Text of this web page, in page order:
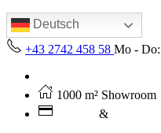
Deutsch
+43 2742 458 58 Mo -
1000 m² Showroom
&